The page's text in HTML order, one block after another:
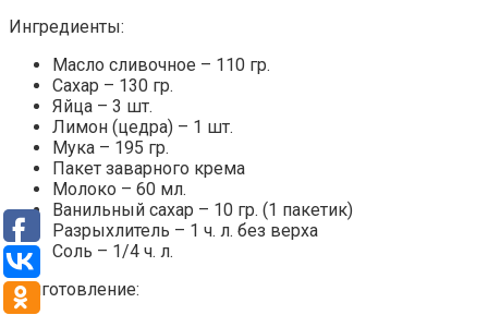
Ингредиенты:
Масло сливочное – 110 гр.
Сахар – 130 гр.
Яйца – 3 шт.
Лимон (цедра) – 1 шт.
Мука – 195 гр.
Пакет заварного крема
Молоко – 60 мл.
Ванильный сахар – 10 гр. (1 пакетик)
Разрыхлитель – 1 ч. л. без верха
Соль – 1/4 ч. л.
Приготовление: